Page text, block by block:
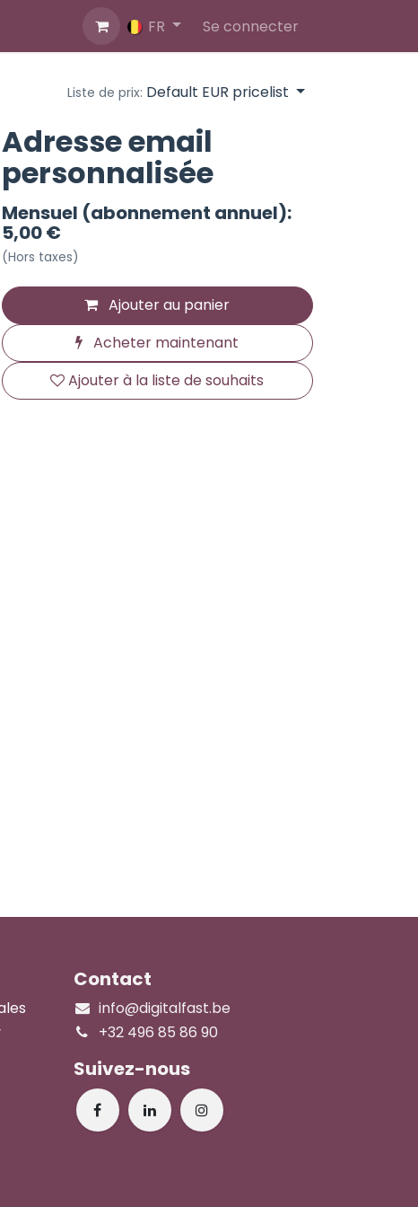
FR Se connecter
Liste de prix: Default EUR pricelist
Adresse email
personnalisée
Mensuel (abonnement annuel):
5,00 €
(Hors taxes)
Ajouter au panier
Acheter maintenant
Ajouter à la liste de souhaits
Contact
info@digitalfast.be
+32 496 85 86 90
Suivez-nous